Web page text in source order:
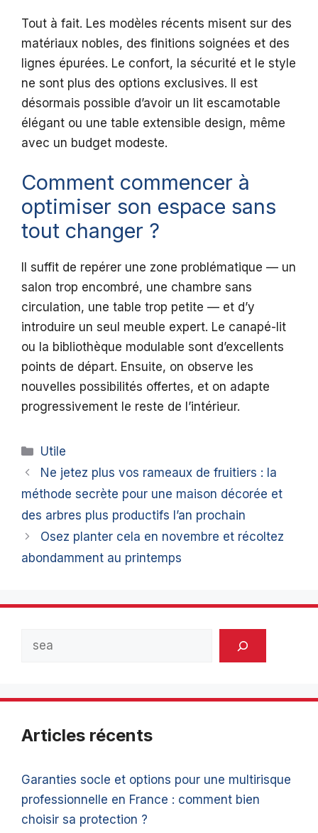
Tout à fait. Les modèles récents misent sur des
matériaux nobles, des finitions soignées et des
lignes épurées. Le confort, la sécurité et le style
ne sont plus des options exclusives. Il est
désormais possible d’avoir un lit escamotable
élégant ou une table extensible design, même
avec un budget modeste.
Comment commencer à
optimiser son espace sans
tout changer ?
Il suffit de repérer une zone problématique — un
salon trop encombré, une chambre sans
circulation, une table trop petite — et d’y
introduire un seul meuble expert. Le canapé-lit
ou la bibliothèque modulable sont d’excellents
points de départ. Ensuite, on observe les
nouvelles possibilités offertes, et on adapte
progressivement le reste de l’intérieur.
Catégories
Utile
Ne jetez plus vos rameaux de fruitiers : la
méthode secrète pour une maison décorée et
des arbres plus productifs l’an prochain
Osez planter cela en novembre et récoltez
abondamment au printemps
Articles récents
Garanties socle et options pour une multirisque
professionnelle en France : comment bien
choisir sa protection ?